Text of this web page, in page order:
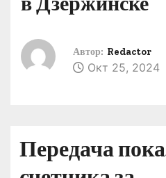
Автор: Redactor
Окт 25, 2024
Передача